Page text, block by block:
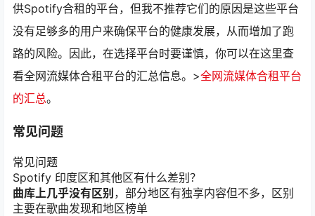
供Spotify合租的平台，但我不推荐它们的原因是这些平台
没有足够多的用户来确保平台的健康发展，从而增加了跑
路的风险。因此，在选择平台时要谨慎，你可以在这里查
看全网流媒体合租平台的汇总信息。>全网流媒体合租平台
的汇总。
常见问题
常见问题
Spotify 印度区和其他区有什么差别？
曲库上几乎没有区别，部分地区有独享内容但不多，区别
主要在歌曲发现和地区榜单